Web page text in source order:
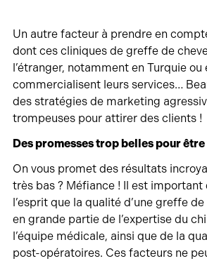
Un autre facteur à prendre en
dont ces cliniques de greffe de
l’étranger, notamment en Turquie ou
commercialisent leurs services…
des stratégies de marketing
trompeuses pour attirer des clients !
Des promesses trop belles pour
On vous promet des résultats
très bas ? Méfiance ! Il est important
l’esprit que la qualité d’une greffe
en grande partie de l’expertise du
l’équipe médicale, ainsi que de la
post-opératoires. Ces facteurs ne